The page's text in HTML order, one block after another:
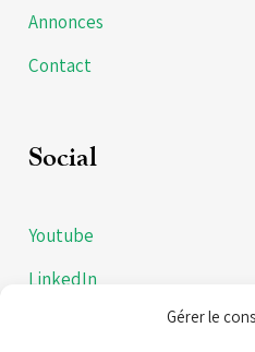
Gérer le
Annonces
Contact
Social
Youtube
LinkedIn